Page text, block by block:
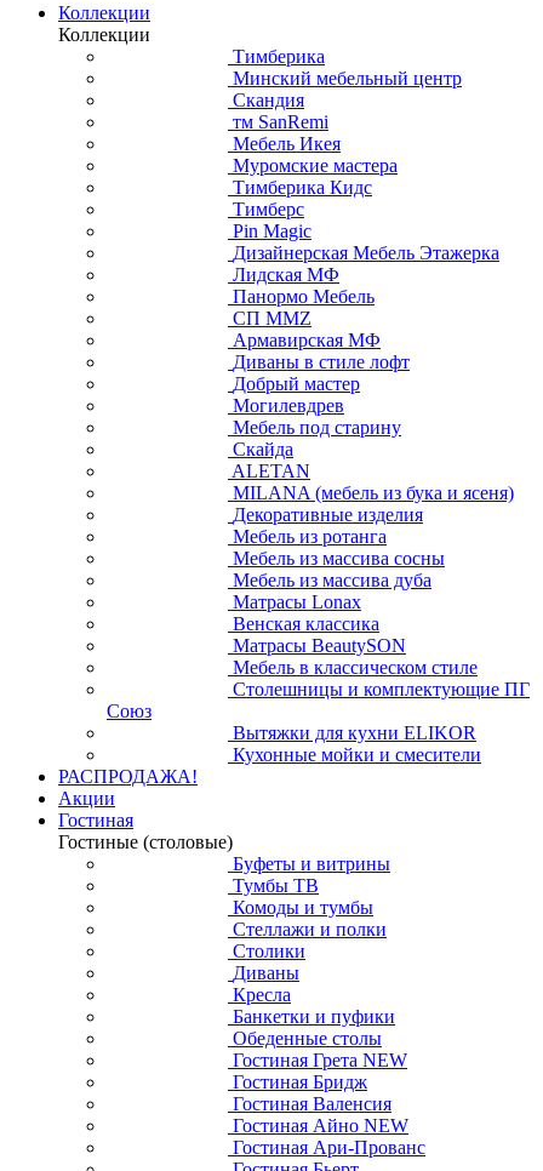
Коллекции
Коллекции
Тимберика
Минский мебельный центр
Скандия
тм SanRemi
Мебель Икея
Муромские мастера
Тимберика Кидс
Тимберс
Pin Magic
Дизайнерская Мебель Этажерка
Лидская МФ
Панормо Мебель
СП ММZ
Армавирская МФ
Диваны в стиле лофт
Добрый мастер
Могилевдрев
Мебель под старину
Скайда
ALETAN
MILANA (мебель из бука и ясеня)
Декоративные изделия
Мебель из ротанга
Мебель из массива сосны
Мебель из массива дуба
Матрасы Lonax
Венская классика
Матрасы BeautySON
Мебель в классическом стиле
Столешницы и комплектующие ПГ
Союз
Вытяжки для кухни ELIKOR
Кухонные мойки и смесители
РАСПРОДАЖА!
Акции
Гостиная
Гостиные (столовые)
Буфеты и витрины
Тумбы ТВ
Комоды и тумбы
Стеллажи и полки
Столики
Диваны
Кресла
Банкетки и пуфики
Обеденные столы
Гостиная Грета NEW
Гостиная Бридж
Гостиная Валенсия
Гостиная Айно NEW
Гостиная Ари-Прованс